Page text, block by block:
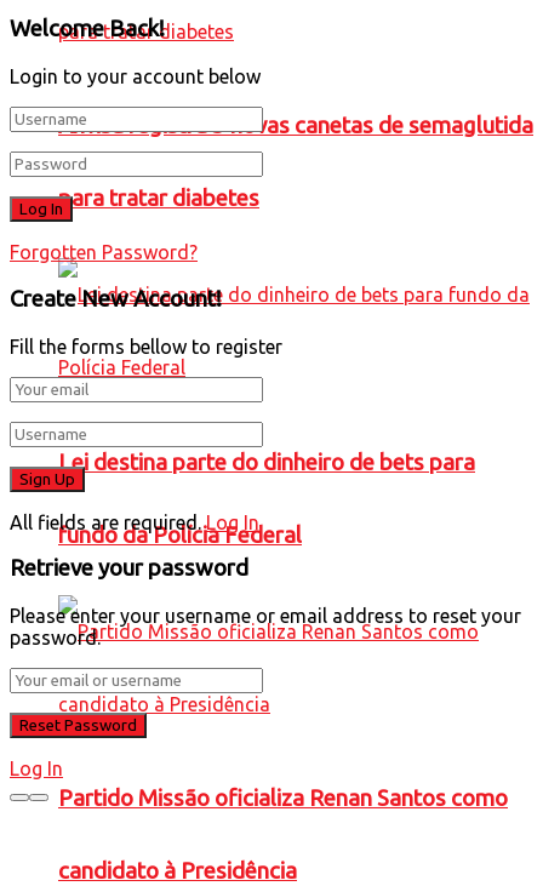
Anvisa registra 5 novas canetas de semaglutida
para tratar diabetes
Lei destina parte do dinheiro de bets para
fundo da Polícia Federal
Partido Missão oficializa Renan Santos como
candidato à Presidência
Welcome Back!
Login to your account below
Forgotten Password?
Create New Account!
Fill the forms bellow to register
All fields are required. Log In
Retrieve your password
Please enter your username or email address to reset your
password.
Log In